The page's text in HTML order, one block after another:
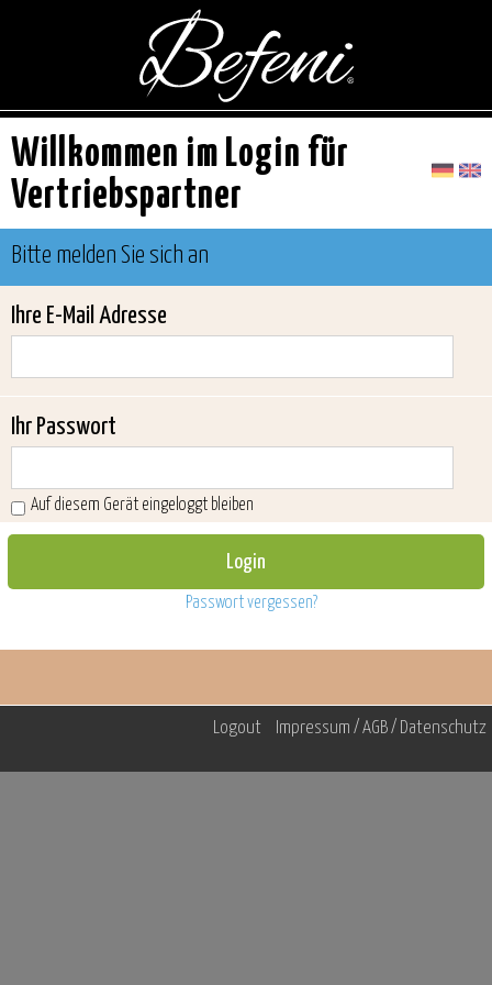
Willkommen im Login für
Vertriebspartner
Bitte melden Sie sich an
Ihre E-Mail Adresse
Ihr Passwort
Auf diesem Gerät eingeloggt bleiben
Passwort vergessen?
Logout Impressum / AGB / Datenschutz